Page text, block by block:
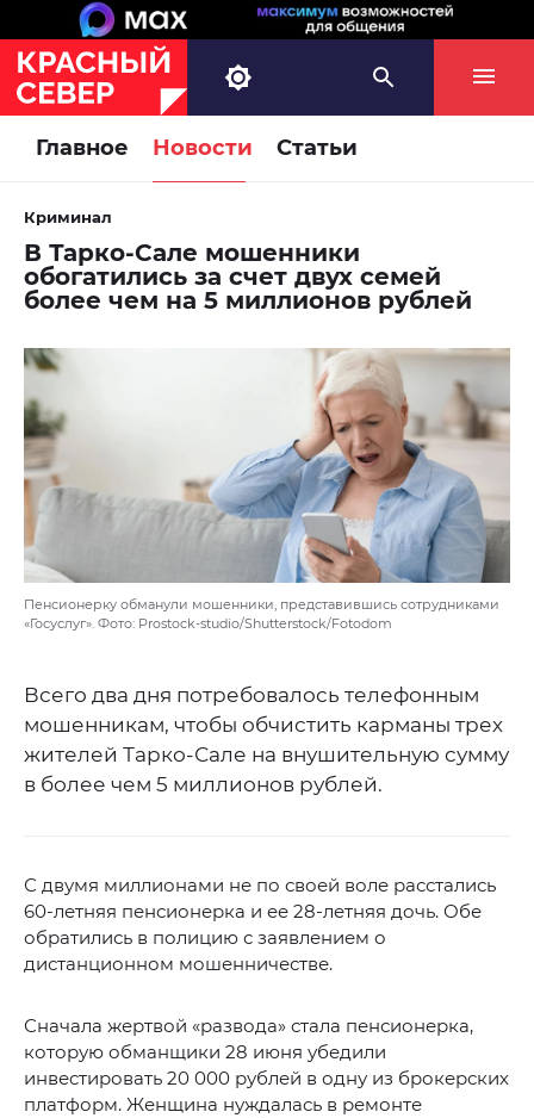
Главное Новости Статьи
Криминал
В Тарко-Сале мошенники
обогатились за счет двух семей
более чем на 5 миллионов рублей
Пенсионерку обманули мошенники, представившись сотрудниками
«Госуслуг». Фото: Prostock-studio/Shutterstock/Fotodom
Всего два дня потребовалось телефонным
мошенникам, чтобы обчистить карманы трех
жителей Тарко-Сале на внушительную сумму
в более чем 5 миллионов рублей.
С двумя миллионами не по своей воле расстались
60-летняя пенсионерка и ее 28-летняя дочь. Обе
обратились в полицию с заявлением о
дистанционном мошенничестве.
Сначала жертвой «развода» стала пенсионерка,
которую обманщики 28 июня убедили
инвестировать 20 000 рублей в одну из брокерских
платформ. Женщина нуждалась в ремонте